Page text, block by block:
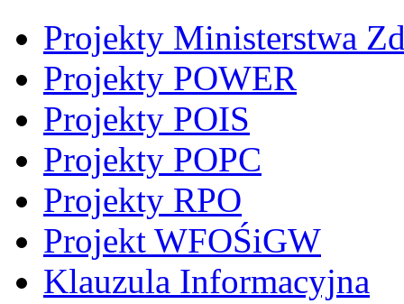
Projekty Ministerstwa
Projekty POWER
Projekty POIS
Projekty POPC
Projekty RPO
Projekt WFOŚiGW
Klauzula Informacyjna